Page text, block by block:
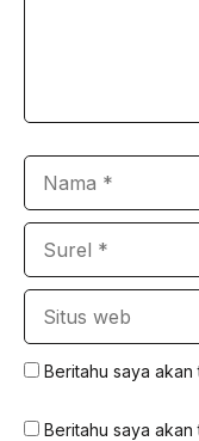
Beritahu saya akan
Beritahu saya akan